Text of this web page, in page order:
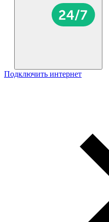
Подключить интернет